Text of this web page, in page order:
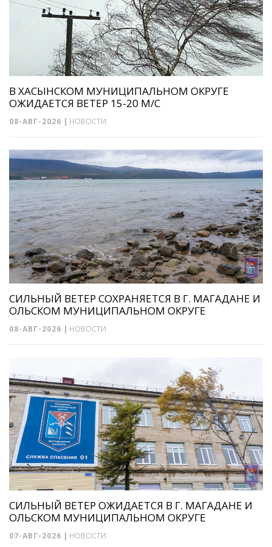
В ХАСЫНСКОМ МУНИЦИПАЛЬНОМ ОКРУГЕ
ОЖИДАЕТСЯ ВЕТЕР 15-20 М/С
08-АВГ-2026 | НОВОСТИ
СИЛЬНЫЙ ВЕТЕР СОХРАНЯЕТСЯ В Г. МАГАДАНЕ И
ОЛЬСКОМ МУНИЦИПАЛЬНОМ ОКРУГЕ
08-АВГ-2026 | НОВОСТИ
СИЛЬНЫЙ ВЕТЕР ОЖИДАЕТСЯ В Г. МАГАДАНЕ И
ОЛЬСКОМ МУНИЦИПАЛЬНОМ ОКРУГЕ
07-АВГ-2026 | НОВОСТИ